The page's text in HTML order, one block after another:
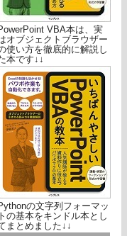
VBA本は、実
オブジェクトブラウザー
使い方を徹底的に解説し
本です↓↓
の文字列フォーマッ
トの基本をキンドル本とし
まとめました↓↓